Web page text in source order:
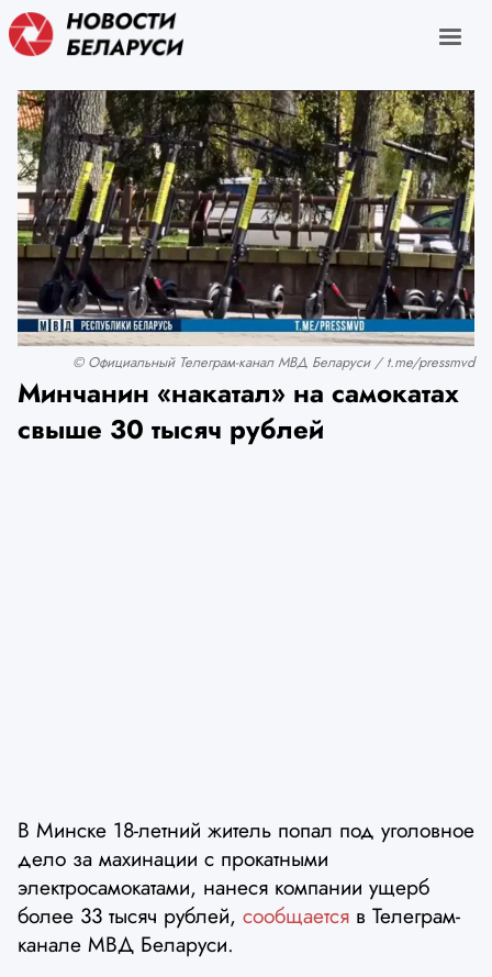
© Официальный Телеграм-канал МВД Беларуси / t.me/pressmvd
Минчанин «накатал» на самокатах
свыше 30 тысяч рублей
В Минске 18-летний житель попал под уголовное
дело за махинации с прокатными
электросамокатами, нанеся компании ущерб
более 33 тысяч рублей, сообщается в Телеграм-
канале МВД Беларуси.